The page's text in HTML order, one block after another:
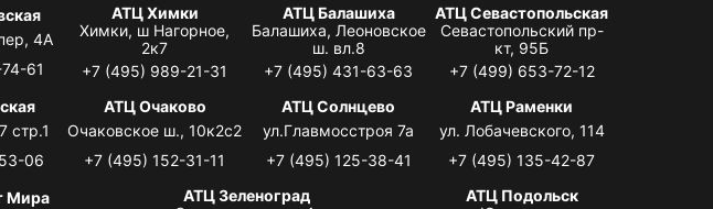
4А
61
АТЦ Химки
Химки, ш Нагорное,
2к7
+7 (495) 989-21-31
АТЦ Балашиха
Балашиха, Леоновское
ш. вл.8
+7 (495) 431-63-63
АТЦ Севастопольская
Севастопольский пр-
кт, 95Б
+7 (499) 653-72-12
стр.1
06
АТЦ Очаково
Очаковское ш., 10к2с2
+7 (495) 152-31-11
АТЦ Солнцево
ул.Главмосстроя 7а
+7 (495) 125-38-41
АТЦ Раменки
ул. Лобачевского, 114
+7 (495) 135-42-87
Мира
АТЦ Зеленоград
АТЦ Подольск